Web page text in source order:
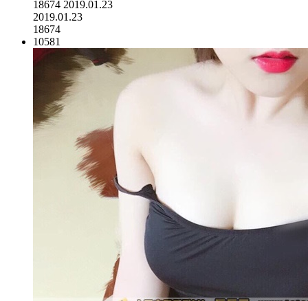
18674 2019.01.23
2019.01.23
18674
10581